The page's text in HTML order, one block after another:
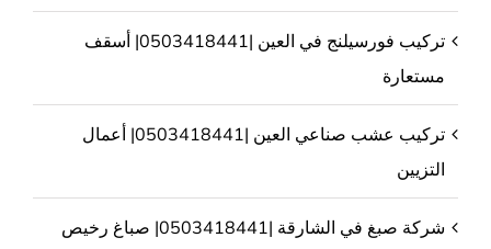
تركيب فورسيلنج في العين |0503418441| أسقف
مستعارة
تركيب عشب صناعي العين |0503418441| أعمال
التزيين
شركة صبغ في الشارقة |0503418441| صباغ رخيص